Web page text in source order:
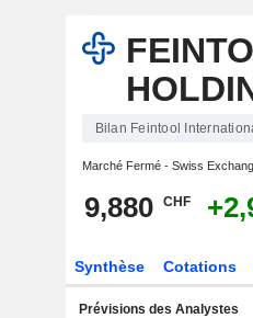
Bilan Feintool
Marché Fermé - Swiss
9,880 CHF
Synthèse Cotations
Prévisions des Analystes